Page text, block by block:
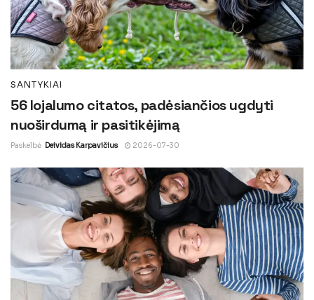
SANTYKIAI
56 lojalumo citatos, padėsiančios ugdyti
nuoširdumą ir pasitikėjimą
Paskelbė Deividas Karpavičius 2026-07-30